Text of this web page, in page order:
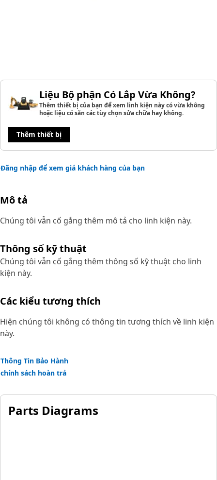
Liệu Bộ phận Có Lắp Vừa Không?
Thêm thiết bị của bạn để xem linh kiện này có vừa không
hoặc liệu có sẵn các tùy chọn sửa chữa hay không.
Thêm thiết bị
Đăng nhập để xem giá khách hàng của bạn
Mô tả
Chúng tôi vẫn cố gắng thêm mô tả cho linh kiện này.
Thông số kỹ thuật
Chúng tôi vẫn cố gắng thêm thông số kỹ thuật cho linh
kiện này.
Các kiểu tương thích
Hiện chúng tôi không có thông tin tương thích về linh kiện
này.
Thông Tin Bảo Hành
chính sách hoàn trả
Parts Diagrams